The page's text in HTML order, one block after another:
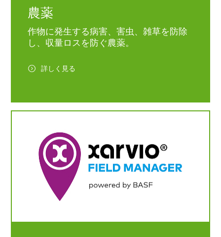
農薬
作物に発生する病害、害虫、雑草を防除
し、収量ロスを防ぐ農薬。
詳しく見る